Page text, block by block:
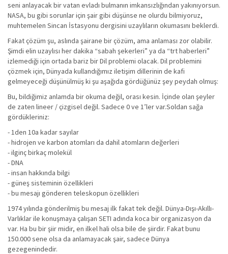
seni anlayacak bir vatan evladı bulmanın imkansızlığından yakınıyorsun.
NASA, bu gibi sorunlar için şair gibi düşünse ne olurdu bilmiyoruz,
muhtemelen Sincan İstasyonu dergisini uzaylıların okumasını beklerdi.
Fakat çözüm şu, aslında şairane bir çözüm, ama anlaması zor olabilir.
Şimdi elin uzaylısı her dakika “sabah şekerleri” ya da “trt haberleri”
izlemediği için ortada bariz bir Dil problemi olacak. Dil problemini
çözmek için, Dünyada kullandığımız iletişim dillerinin de kafi
gelmeyeceği düşünülmüş ki şu aşağıda gördüğünüz şey peydah olmuş:
Bu, bildiğimiz anlamda bir okuma değil, orası kesin. İçinde olan şeyler
de zaten lineer / çizgisel değil. Sadece 0 ve 1’ler var.Soldan sağa
gördükleriniz:
- 1den 10a kadar sayılar
- hidrojen ve karbon atomları da dahil atomların değerleri
- ilginç birkaç molekül
- DNA
- insan hakkında bilgi
- güneş sisteminin özellikleri
- bu mesajı gönderen teleskopun özellikleri
1974 yılında gönderilmiş bu mesaj ilk fakat tek değil. Dünya-Dışı-Akıllı-
Varlıklar ile konuşmaya çalışan SETI adında koca bir organizasyon da
var. Ha bu bir şiir midir, en ilkel hali olsa bile de şiirdir. Fakat bunu
150.000 sene olsa da anlamayacak şair, sadece Dünya
gezegenindedir.